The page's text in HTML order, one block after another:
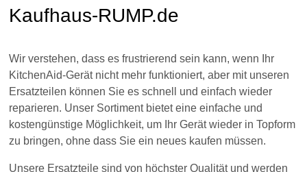
Kaufhaus-RUMP.de
Wir verstehen, dass es frustrierend sein kann, wenn Ihr
KitchenAid-Gerät nicht mehr funktioniert, aber mit unseren
Ersatzteilen können Sie es schnell und einfach wieder
reparieren. Unser Sortiment bietet eine einfache und
kostengünstige Möglichkeit, um Ihr Gerät wieder in Topform
zu bringen, ohne dass Sie ein neues kaufen müssen.
Unsere Ersatzteile sind von höchster Qualität und werden